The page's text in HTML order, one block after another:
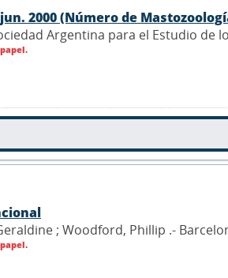
2000 (Número de
Argentina para el Estudio de
; Woodford, Phillip .-